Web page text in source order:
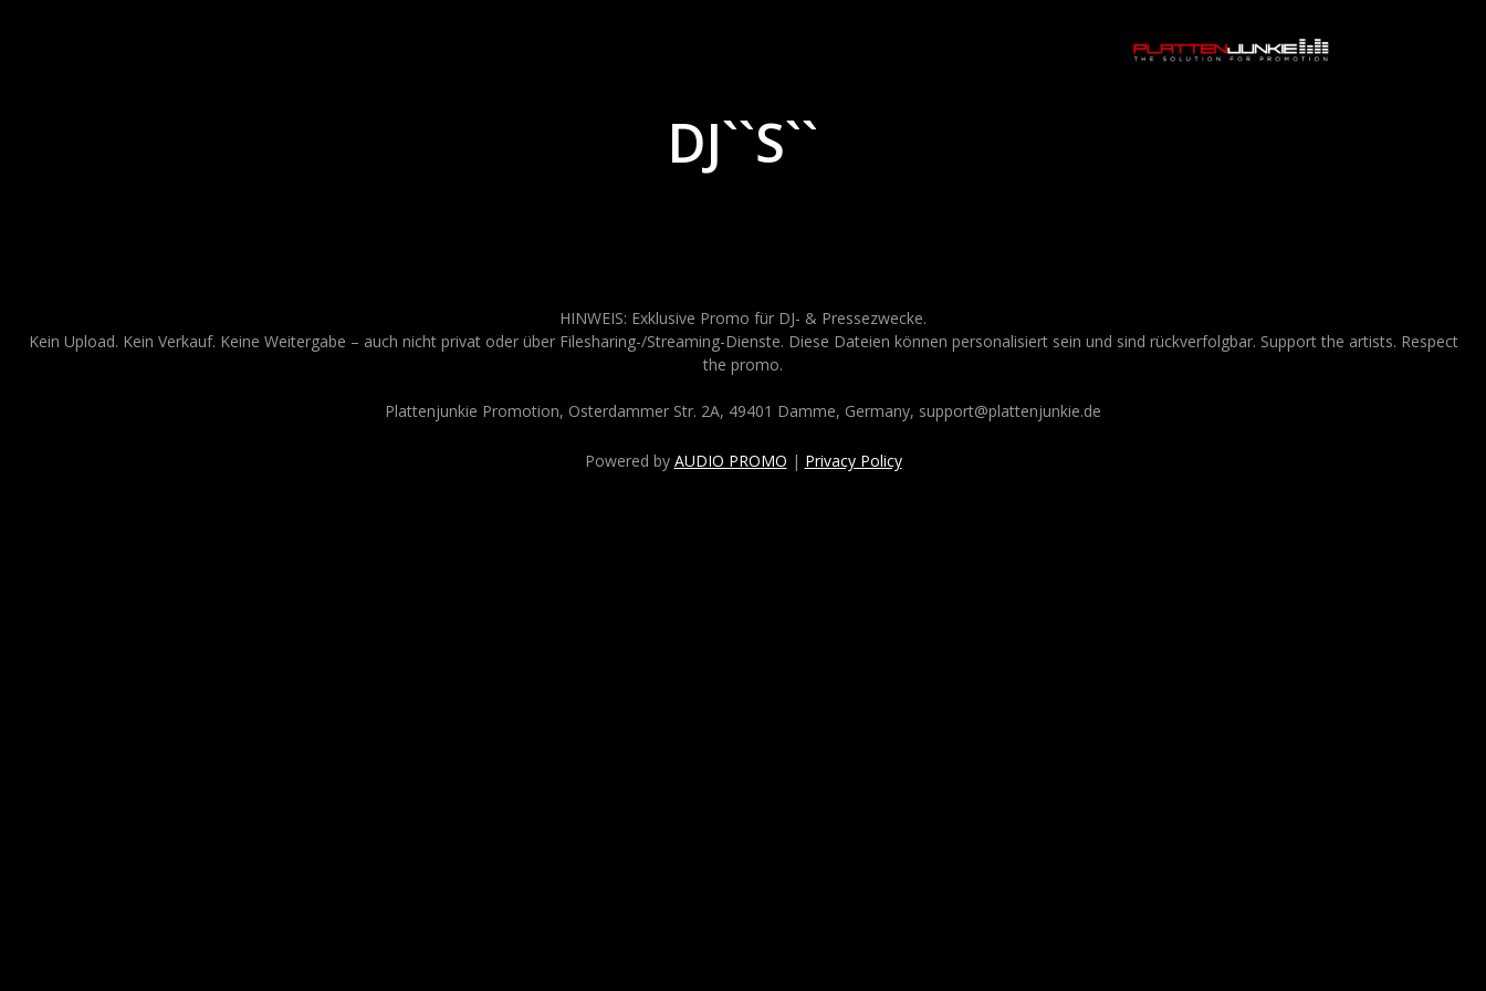
DJ``S``
HINWEIS: Exklusive Promo für DJ- & Pressezwecke.
Kein Upload. Kein Verkauf. Keine Weitergabe – auch nicht privat oder über Filesharing-/Streaming-Dienste. Diese Dateien können personalisiert sein und sind rückverfolgbar. Support the artists. Respect
the promo.
Plattenjunkie Promotion, Osterdammer Str. 2A, 49401 Damme, Germany, support@plattenjunkie.de
Powered by AUDIO PROMO | Privacy Policy